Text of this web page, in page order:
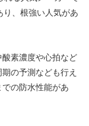
、根強い人気があ
素濃度や心拍など
の予測なども行え
の防水性能があ